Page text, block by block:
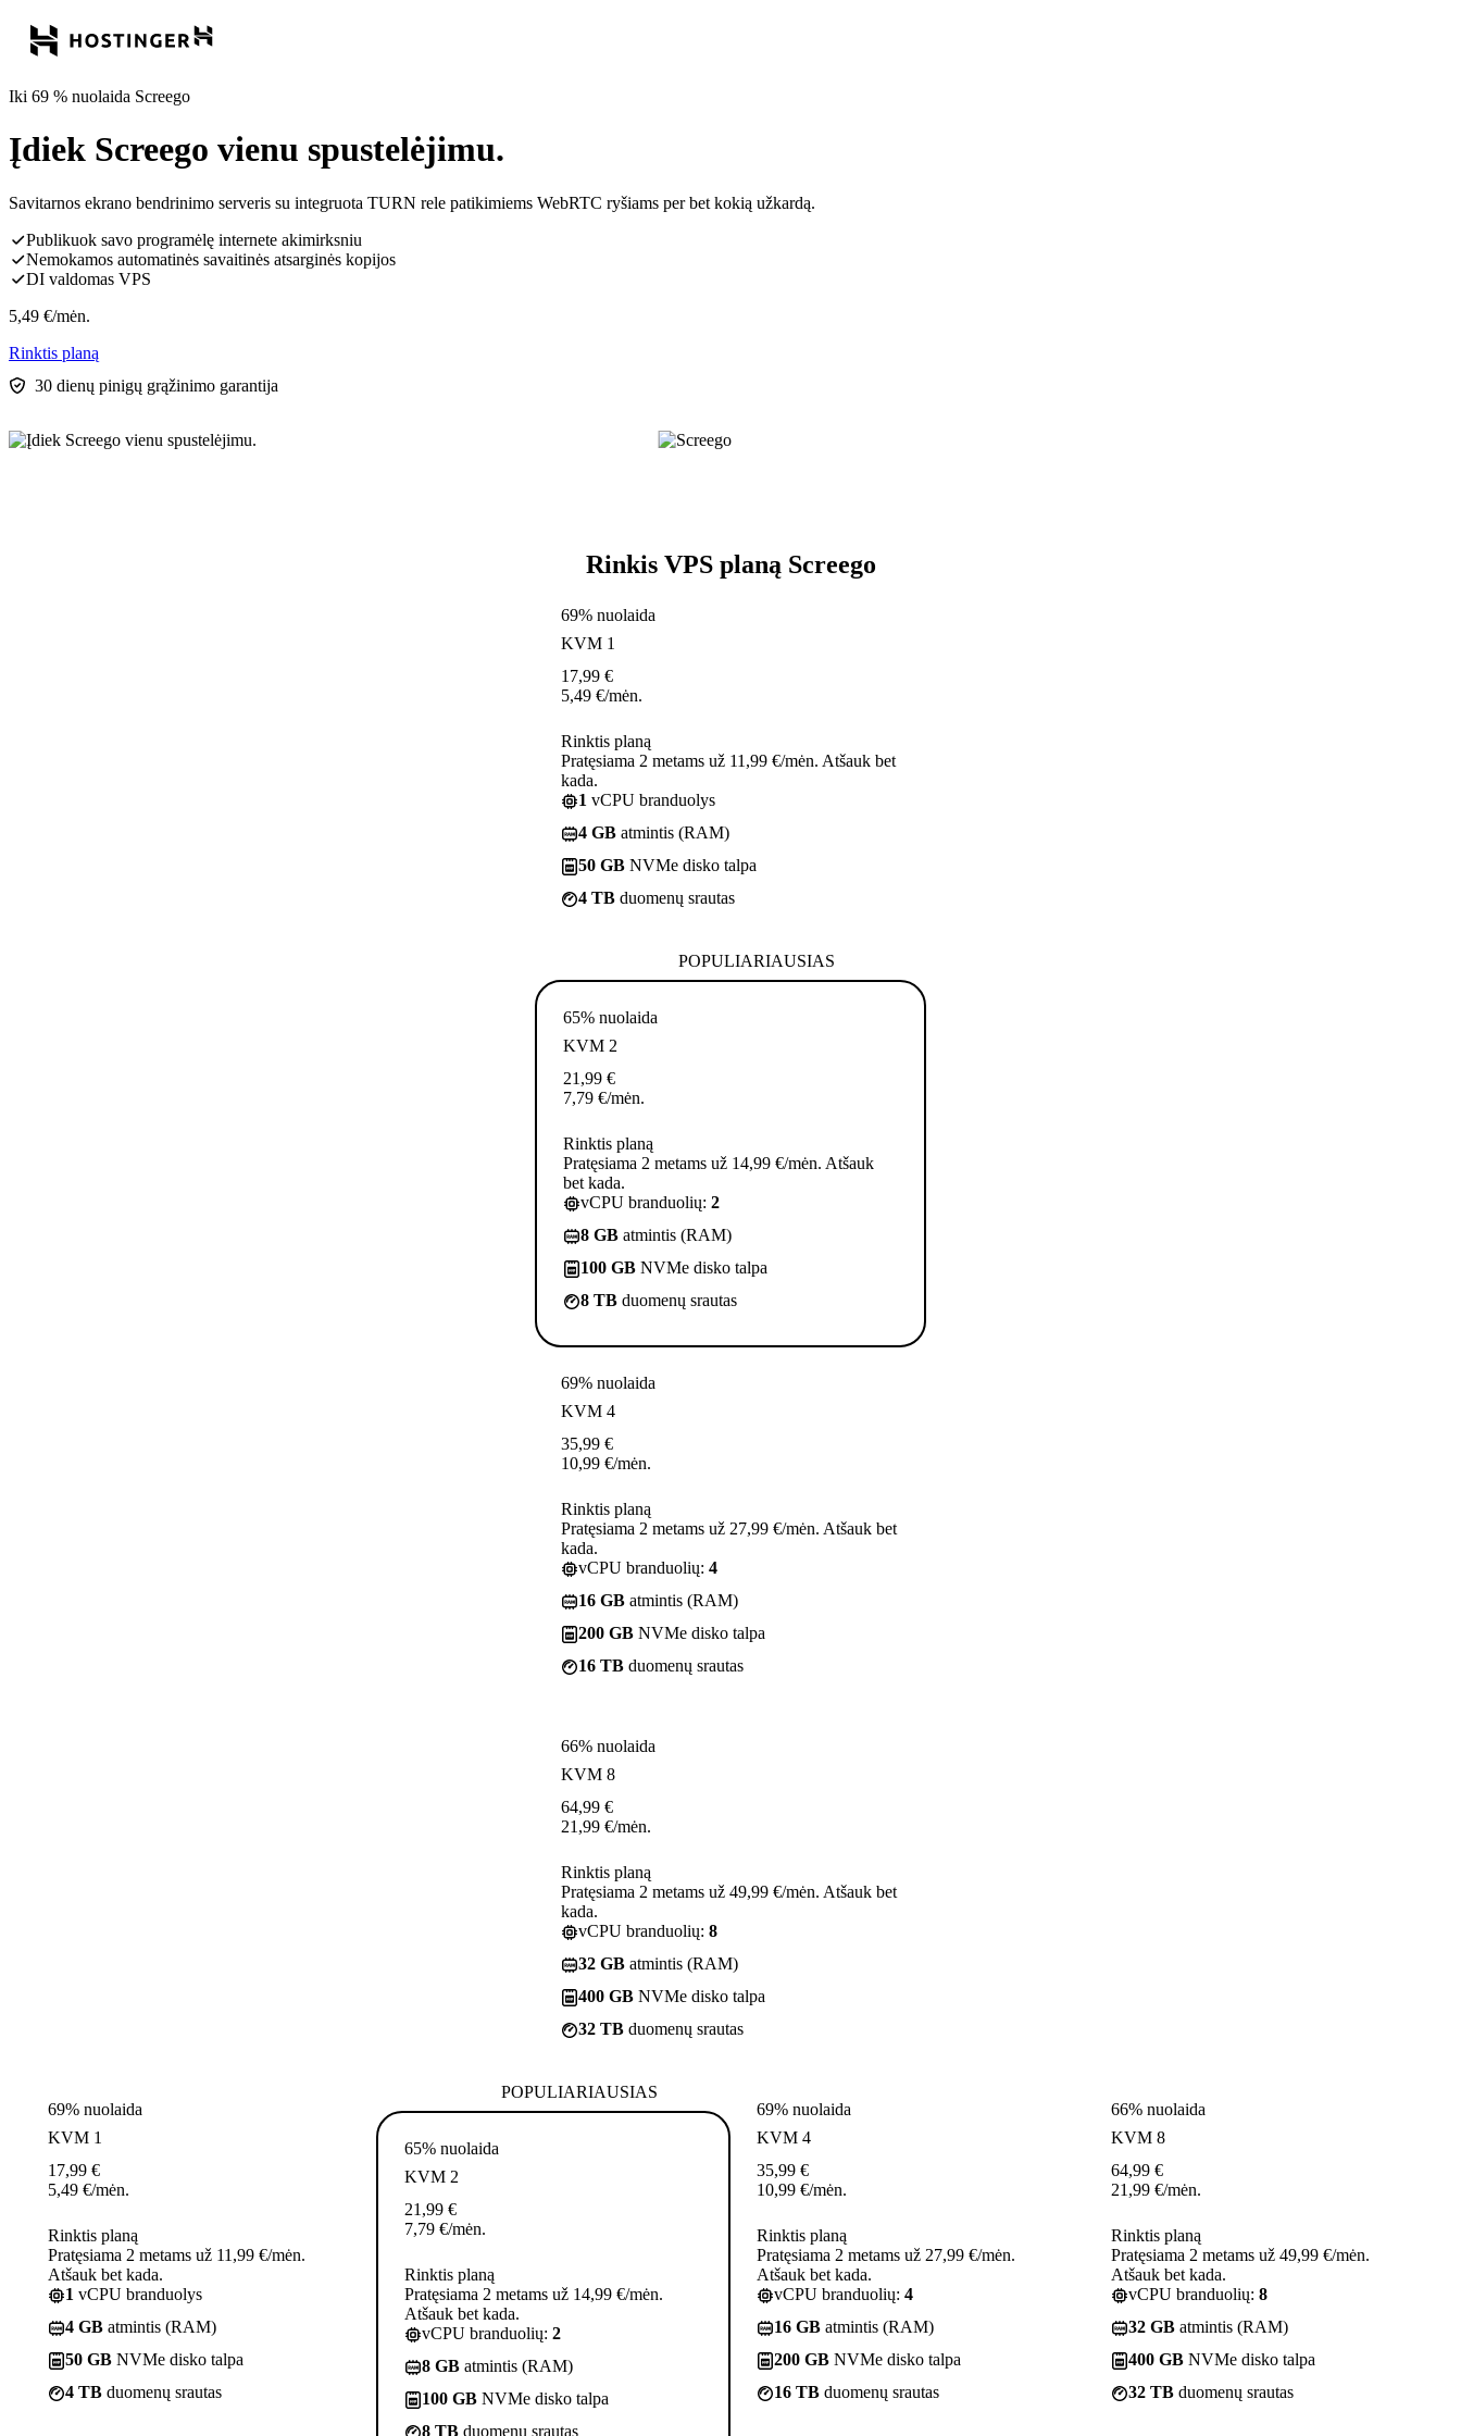
Iki 69 % nuolaida Screego
Įdiek Screego vienu spustelėjimu.
Savitarnos ekrano bendrinimo serveris su integruota TURN rele patikimiems WebRTC ryšiams per bet kokią užkardą.
Publikuok savo programėlę internete akimirksniu
Nemokamos automatinės savaitinės atsarginės kopijos
DI valdomas VPS
5,49 €/mėn.
Rinktis planą
30 dienų pinigų grąžinimo garantija
Rinkis VPS planą Screego
69% nuolaida
KVM 1
17,99 €
5,49 €/mėn.
Rinktis planą
Pratęsiama 2 metams už 11,99 €/mėn. Atšauk bet
kada.
1 vCPU branduolys
4 GB atmintis (RAM)
50 GB NVMe disko talpa
4 TB duomenų srautas
POPULIARIAUSIAS
65% nuolaida
KVM 2
21,99 €
7,79 €/mėn.
Rinktis planą
Pratęsiama 2 metams už 14,99 €/mėn. Atšauk
bet kada.
vCPU branduolių: 2
8 GB atmintis (RAM)
100 GB NVMe disko talpa
8 TB duomenų srautas
69% nuolaida
KVM 4
35,99 €
10,99 €/mėn.
Rinktis planą
Pratęsiama 2 metams už 27,99 €/mėn. Atšauk bet
kada.
vCPU branduolių: 4
16 GB atmintis (RAM)
200 GB NVMe disko talpa
16 TB duomenų srautas
66% nuolaida
KVM 8
64,99 €
21,99 €/mėn.
Rinktis planą
Pratęsiama 2 metams už 49,99 €/mėn. Atšauk bet
kada.
vCPU branduolių: 8
32 GB atmintis (RAM)
400 GB NVMe disko talpa
32 TB duomenų srautas
69% nuolaida
KVM 1
17,99 €
5,49 €/mėn.
Rinktis planą
Pratęsiama 2 metams už 11,99 €/mėn.
Atšauk bet kada.
1 vCPU branduolys
4 GB atmintis (RAM)
50 GB NVMe disko talpa
4 TB duomenų srautas
POPULIARIAUSIAS
65% nuolaida
KVM 2
21,99 €
7,79 €/mėn.
Rinktis planą
Pratęsiama 2 metams už 14,99 €/mėn.
Atšauk bet kada.
vCPU branduolių: 2
8 GB atmintis (RAM)
100 GB NVMe disko talpa
8 TB duomenų srautas
69% nuolaida
KVM 4
35,99 €
10,99 €/mėn.
Rinktis planą
Pratęsiama 2 metams už 27,99 €/mėn.
Atšauk bet kada.
vCPU branduolių: 4
16 GB atmintis (RAM)
200 GB NVMe disko talpa
16 TB duomenų srautas
66% nuolaida
KVM 8
64,99 €
21,99 €/mėn.
Rinktis planą
Pratęsiama 2 metams už 49,99 €/mėn.
Atšauk bet kada.
vCPU branduolių: 8
32 GB atmintis (RAM)
400 GB NVMe disko talpa
32 TB duomenų srautas